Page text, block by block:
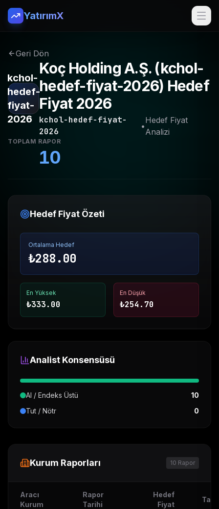
YatırımX
Geri Dön
kchol-
hedef-
fiyat-
2026
Koç Holding A.Ş. (kchol-
hedef-fiyat-2026) Hedef
Fiyat 2026
kchol-hedef-fiyat-
2026
•
Hedef Fiyat
Analizi
TOPLAM RAPOR
10
Hedef Fiyat Özeti
Ortalama Hedef
₺288.00
En Yüksek
₺333.00
En Düşük
₺254.70
Analist Konsensüsü
Al / Endeks Üstü
10
Tut / Nötr
0
Kurum Raporları 10 Rapor
Aracı
Kurum
Rapor
Tarihi
Hedef
Fiyat